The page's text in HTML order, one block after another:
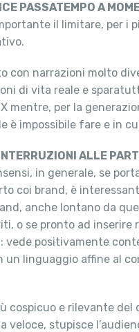
PASSATEMPO A
il limitare, per i
con narrazioni molto
di vita reale e
mentre, per la
è impossibile fare e in
ALLE
in generale, se
coi brand, è
anche lontano da
o se pronto ad
vede positivamente
un linguaggio affine al
cospicuo e rilevante
veloce, stupisce